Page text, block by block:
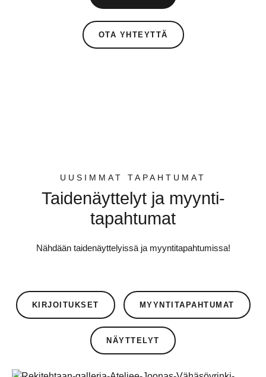
OTA YHTEYTTÄ
UUSIMMAT TAPAHTUMAT
Taidenäyttelyt ja myynti­
tapahtumat
Nähdään taidenäyttelyissä ja myyntitapahtumissa!
KIRJOITUKSET MYYNTITAPAHTUMAT
NÄYTTELYT